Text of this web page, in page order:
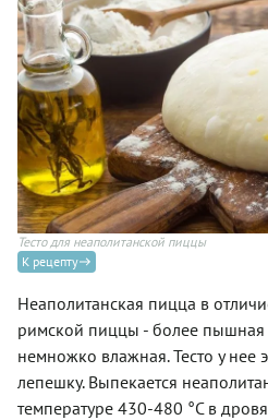
Тесто для неаполитанской пиццы
К рецепту
Неаполитанская пицца в
римской пиццы - более пышная
немножко влажная. Тесто у нее
лепешку. Выпекается
температуре 430-480 °C в